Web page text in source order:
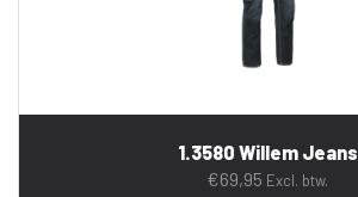
1.3580 Willem Jeans
€69,95 Excl. btw.